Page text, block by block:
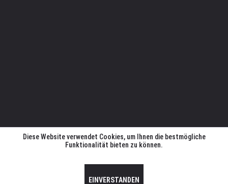
Diese Website verwendet Cookies, um Ihnen die bestmögliche
Funktionalität bieten zu können.
EINVERSTANDEN